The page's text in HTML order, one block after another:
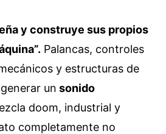
y construye sus propios
Palancas, controles
y estructuras de
un sonido
doom, industrial y
completamente no